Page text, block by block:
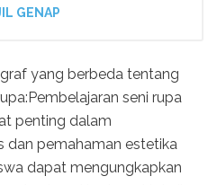
GENAP
yang berbeda tentang
seni rupa
penting dalam
dan pemahaman estetika
dapat mengungkapkan